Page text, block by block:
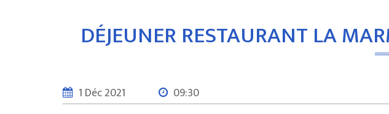
DÉJEUNER RESTAURANT LA
1 Déc 2021
09:30